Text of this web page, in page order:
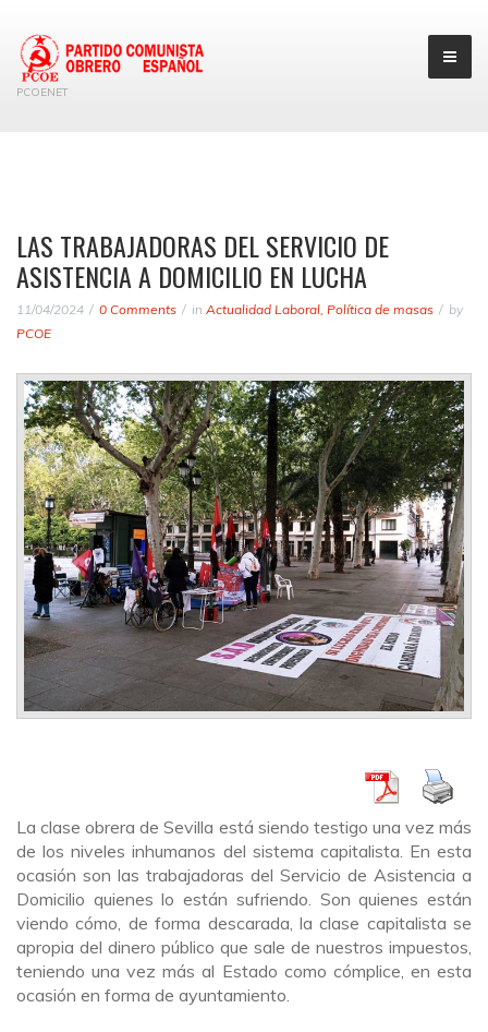
PCOENET
LAS TRABAJADORAS DEL SERVICIO DE
ASISTENCIA A DOMICILIO EN LUCHA
11/04/2024 0 Comments in Actualidad Laboral Política de masas
by
PCOE
La clase obrera de Sevilla está siendo testigo una vez más
de los niveles inhumanos del sistema capitalista. En esta
ocasión son las trabajadoras del Servicio de Asistencia a
Domicilio quienes lo están sufriendo. Son quienes están
viendo cómo, de forma descarada, la clase capitalista se
apropia del dinero público que sale de nuestros impuestos,
teniendo una vez más al Estado como cómplice, en esta
ocasión en forma de ayuntamiento.